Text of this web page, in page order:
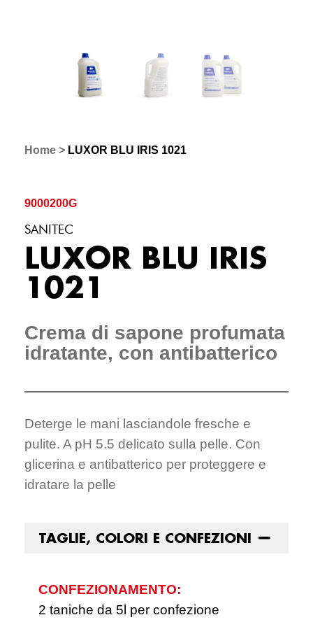
Home > LUXOR BLU IRIS 1021
9000200G
SANITEC
LUXOR BLU IRIS
1021
Crema di sapone profumata
idratante, con antibatterico
Deterge le mani lasciandole fresche e
pulite. A pH 5.5 delicato sulla pelle. Con
glicerina e antibatterico per proteggere e
idratare la pelle
TAGLIE, COLORI E CONFEZIONI
CONFEZIONAMENTO:
2 taniche da 5l per confezione